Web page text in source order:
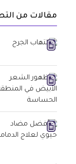
مقالات من